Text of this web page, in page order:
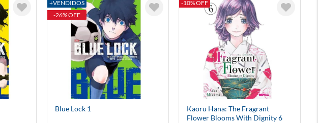
+VENDIDOS
-26% OFF
Blue Lock 1
-10% OFF
Kaoru Hana: The Fragrant
Flower Blooms With Dignity 6